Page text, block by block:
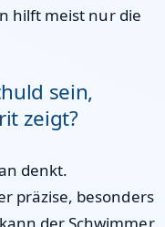
hilft meist nur die
sein,
zeigt?
denkt.
präzise, besonders